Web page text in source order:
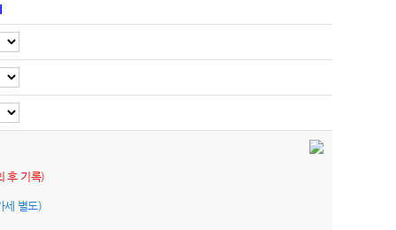
후 기록)
세 별도)